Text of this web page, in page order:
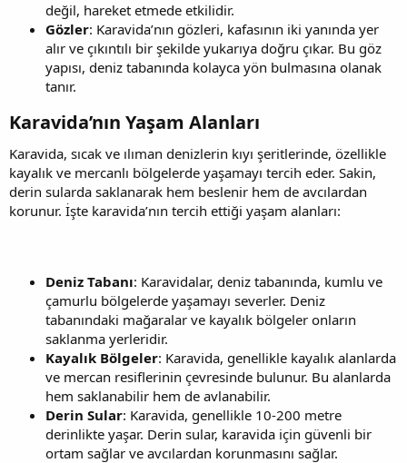
değil, hareket etmede etkilidir.
Gözler: Karavida’nın gözleri, kafasının iki yanında yer
alır ve çıkıntılı bir şekilde yukarıya doğru çıkar. Bu göz
yapısı, deniz tabanında kolayca yön bulmasına olanak
tanır.
Karavida’nın Yaşam Alanları​
Karavida, sıcak ve ılıman denizlerin kıyı şeritlerinde, özellikle
kayalık ve mercanlı bölgelerde yaşamayı tercih eder. Sakin,
derin sularda saklanarak hem beslenir hem de avcılardan
korunur. İşte karavida’nın tercih ettiği yaşam alanları:
Deniz Tabanı: Karavidalar, deniz tabanında, kumlu ve
çamurlu bölgelerde yaşamayı severler. Deniz
tabanındaki mağaralar ve kayalık bölgeler onların
saklanma yerleridir.
Kayalık Bölgeler: Karavida, genellikle kayalık alanlarda
ve mercan resiflerinin çevresinde bulunur. Bu alanlarda
hem saklanabilir hem de avlanabilir.
Derin Sular: Karavida, genellikle 10-200 metre
derinlikte yaşar. Derin sular, karavida için güvenli bir
ortam sağlar ve avcılardan korunmasını sağlar.